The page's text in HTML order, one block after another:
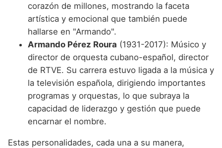
corazón de millones, mostrando la faceta
artística y emocional que también puede
hallarse en "Armando".
Armando Pérez Roura (1931-2017): Músico y
director de orquesta cubano-español, director
de RTVE. Su carrera estuvo ligada a la música y
la televisión española, dirigiendo importantes
programas y orquestas, lo que subraya la
capacidad de liderazgo y gestión que puede
encarnar el nombre.
Estas personalidades, cada una a su manera,